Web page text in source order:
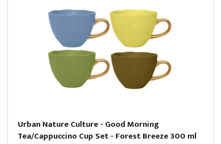
Urban Nature Culture - Good Morning
Tea/Cappuccino Cup Set - Forest Breeze 300 ml